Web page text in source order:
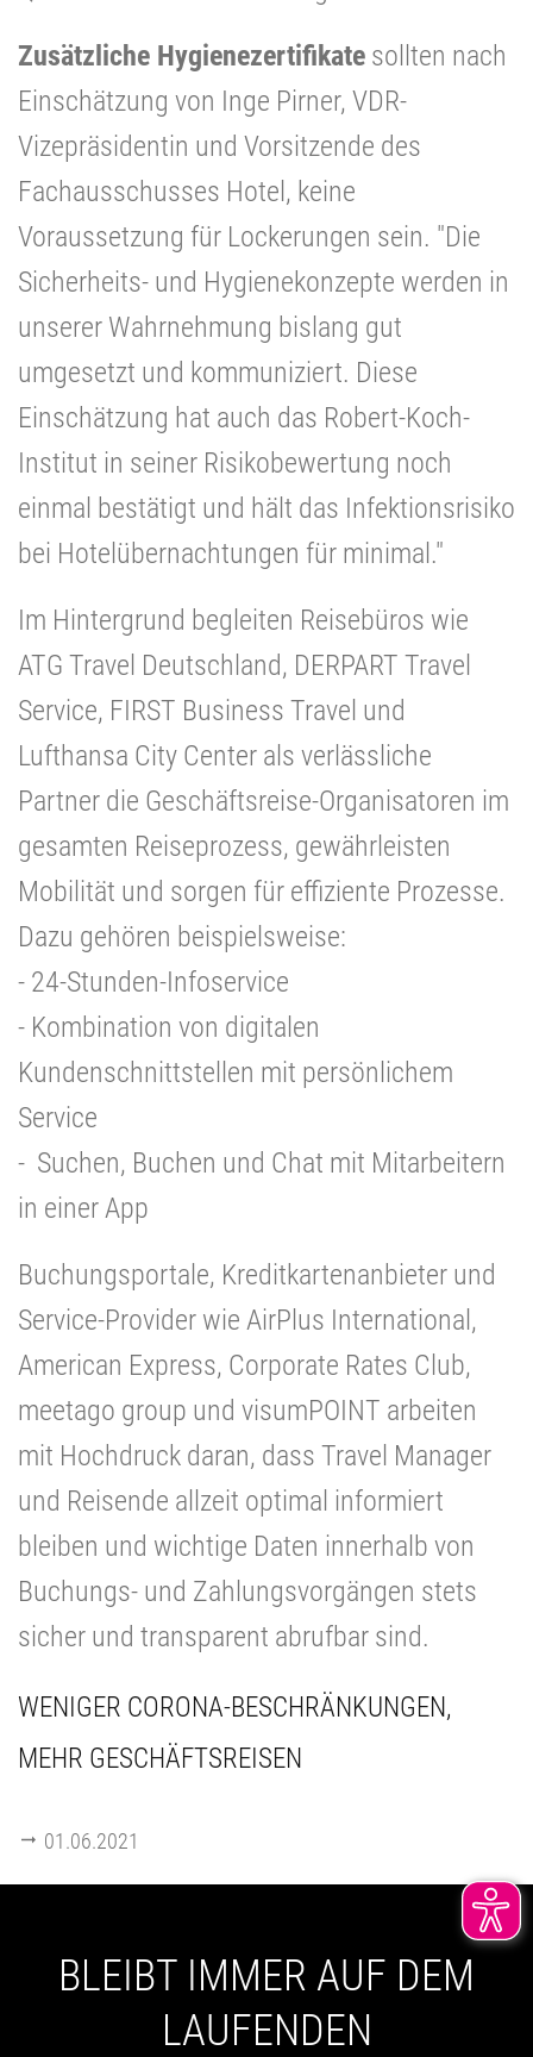
Zusätzliche Hygienezertifikate sollten nach
Einschätzung von Inge Pirner, VDR-
Vizepräsidentin und Vorsitzende des
Fachausschusses Hotel, keine
Voraussetzung für Lockerungen sein. "Die
Sicherheits- und Hygienekonzepte werden in
unserer Wahrnehmung bislang gut
umgesetzt und kommuniziert. Diese
Einschätzung hat auch das Robert-Koch-
Institut in seiner Risikobewertung noch
einmal bestätigt und hält das Infektionsrisiko
bei Hotelübernachtungen für minimal."
Im Hintergrund begleiten Reisebüros wie
ATG Travel Deutschland, DERPART Travel
Service, FIRST Business Travel und
Lufthansa City Center als verlässliche
Partner die Geschäftsreise-Organisatoren im
gesamten Reiseprozess, gewährleisten
Mobilität und sorgen für effiziente Prozesse.
Dazu gehören beispielsweise:
- 24-Stunden-Infoservice
- Kombination von digitalen
Kundenschnittstellen mit persönlichem
Service
- Suchen, Buchen und Chat mit Mitarbeitern
in einer App
Buchungsportale, Kreditkartenanbieter und
Service-Provider wie AirPlus International,
American Express, Corporate Rates Club,
meetago group und visumPOINT arbeiten
mit Hochdruck daran, dass Travel Manager
und Reisende allzeit optimal informiert
bleiben und wichtige Daten innerhalb von
Buchungs- und Zahlungsvorgängen stets
sicher und transparent abrufbar sind.
WENIGER CORONA-BESCHRÄNKUNGEN,
MEHR GESCHÄFTSREISEN
01.06.2021
BLEIBT IMMER AUF DEM
LAUFENDEN